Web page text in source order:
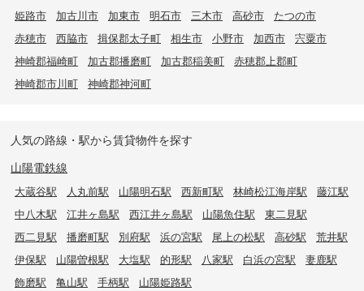
姫路市 加古川市 加東市 明石市 三木市 高砂市
たつの市
赤穂市
西脇市 揖保郡太子町 相生市 小野市 加西市
宍粟市
神崎郡福崎町
加古郡播磨町 加古郡稲美町
赤穂郡上郡町
神崎郡市川町
神崎郡神河町
人気の路線・駅から賃貸物件を探す
山陽電鉄線
大蔵谷駅 人丸前駅 山陽明石駅 西新町駅 林崎松江海岸駅
藤江駅
中八木駅
江井ヶ島駅 西江井ヶ島駅 山陽魚住駅
東二見駅
西二見駅
播磨町駅 別府駅 浜の宮駅 尾上の松駅 高砂駅
荒井駅
伊保駅
山陽曽根駅 大塩駅 的形駅 八家駅 白浜の宮駅
妻鹿駅
飾磨駅
亀山駅 手柄駅 山陽姫路駅